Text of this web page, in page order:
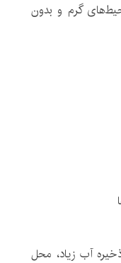
گرم و بدون
آب زیاد، محل